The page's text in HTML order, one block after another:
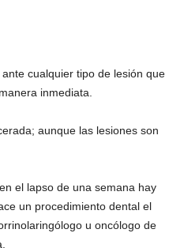
cualquier tipo de lesión que
inmediata.
aunque las lesiones son
el lapso de una semana hay
un procedimiento dental el
u oncólogo de